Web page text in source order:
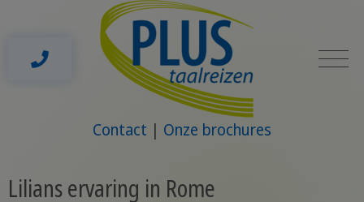
Contact Onze brochures
Lilians ervaring in Rome